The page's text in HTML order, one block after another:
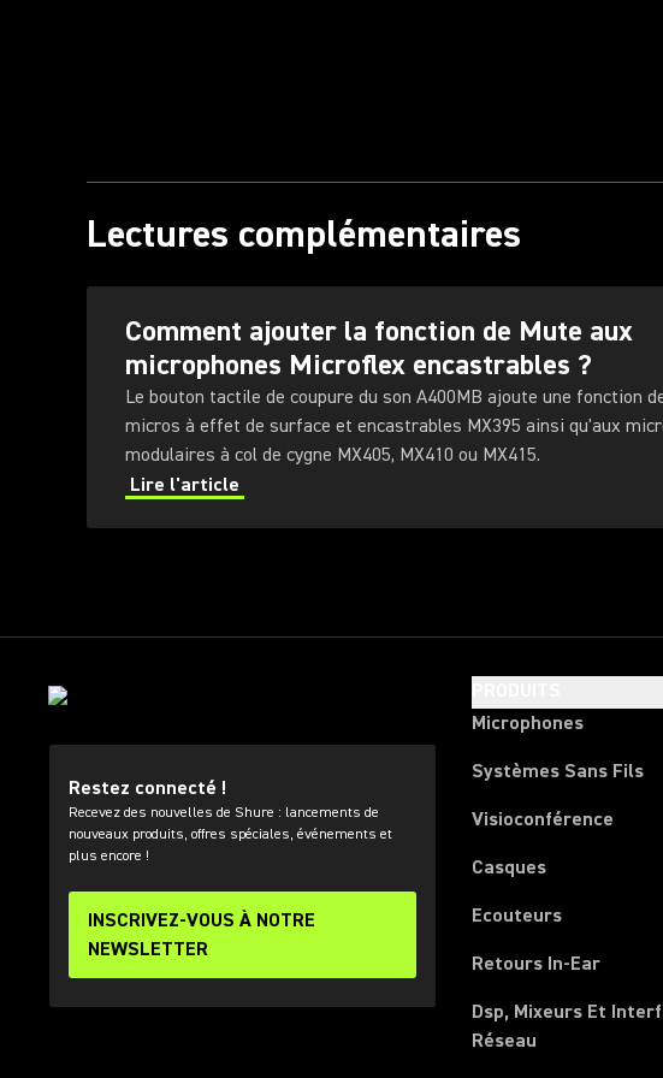
Lectures complémentaires
Comment ajouter la fonction de Mute aux
microphones Microflex encastrables ?
Le bouton tactile de coupure du son A400MB ajoute une fonction
micros à effet de surface et encastrables MX395 ainsi qu'aux
modulaires à col de cygne MX405, MX410 ou MX415.
Lire l'article
Restez connecté !
Recevez des nouvelles de Shure : lancements de
nouveaux produits, offres spéciales, événements et
plus encore !
INSCRIVEZ-VOUS À NOTRE
NEWSLETTER
Microphones
Systèmes Sans Fils
Visioconférence
Casques
Ecouteurs
Retours In-Ear
Dsp, Mixeurs Et
Réseau